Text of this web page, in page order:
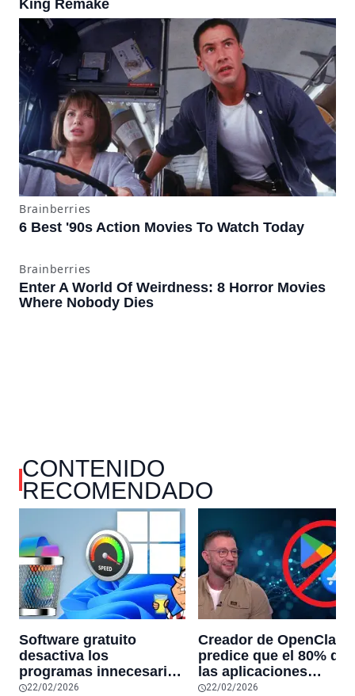
CONTENIDO
RECOMENDADO
Software gratuito
desactiva los
programas innecesarios
de Windows 11 y
22/02/2026
Creador de OpenClaw
predice que el 80% de
las aplicaciones
actuales
22/02/2026